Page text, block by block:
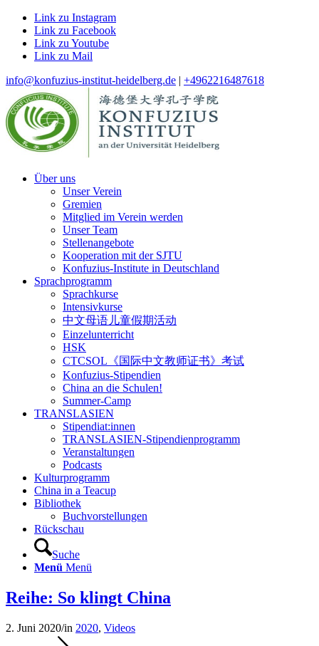
Link zu Instagram
Link zu Facebook
Link zu Youtube
Link zu Mail
info@konfuzius-institut-heidelberg.de | +4962216487618
Über uns
Unser Verein
Gremien
Mitglied im Verein werden
Unser Team
Stellenangebote
Kooperation mit der SJTU
Konfuzius-Institute in Deutschland
Sprachprogramm
Sprachkurse
Intensivkurse
中文母语儿童假期活动
Einzelunterricht
HSK
CTCSOL《国际中文教师证书》考试
Konfuzius-Stipendien
China an die Schulen!
Summer-Camp
TRANSLASIEN
Stipendiat:innen
TRANSLASIEN-Stipendienprogramm
Veranstaltungen
Podcasts
Kulturprogramm
China in a Teacup
Bibliothek
Buchvorstellungen
Rückschau
Suche
Menü Menü
Reihe: So klingt China
2. Juni 2020/in 2020, Videos